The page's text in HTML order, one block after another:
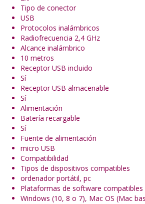
Tipo de conector
USB
Protocolos inalámbricos
Radiofrecuencia 2,4 GHz
Alcance inalámbrico
10 metros
Receptor USB incluido
Sí
Receptor USB almacenable
Sí
Alimentación
Batería recargable
Sí
Fuente de alimentación
micro USB
Compatibilidad
Tipos de dispositivos compatibles
ordenador portátil, pc
Plataformas de software compatibles
Windows (10, 8 o 7), Mac OS (Mac